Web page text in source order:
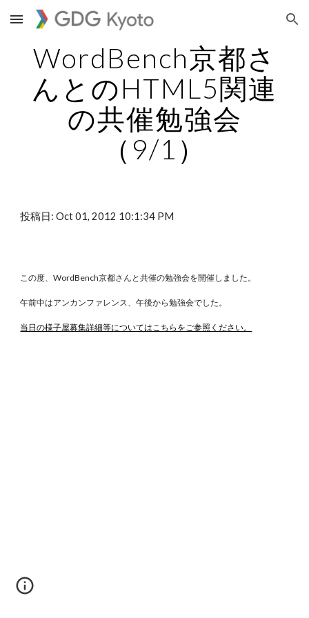
Skip to main content Skip to navigation
WordBench京都さ
んとのHTML5関連
の共催勉強会
（9/1）
投稿日: Oct 01, 2012 10:1:34 PM
この度、WordBench京都さんと共催の勉強会を開催しました。
午前中はアンカンファレンス、午後から勉強会でした。
当日の様子屋募集詳細等についてはこちらをご参照ください。